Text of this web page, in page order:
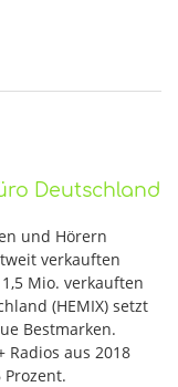
Deutschland
und Hörern
verkauften
Mio. verkauften
(HEMIX) setzt
Bestmarken.
Radios aus 2018